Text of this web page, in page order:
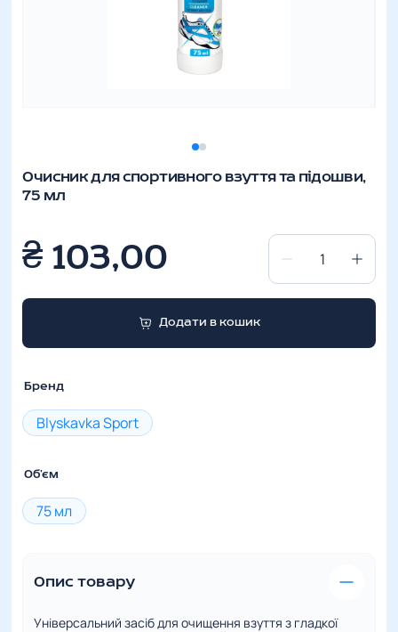
Очисник для спортивного взуття та підошви,
75 мл
Бренд
Blyskavka Sport
Об'єм
75 мл
103,00
₴
Очисник
для
та
Додати в кошик
Опис товару
Універсальний засіб для очищення взуття з гладкої